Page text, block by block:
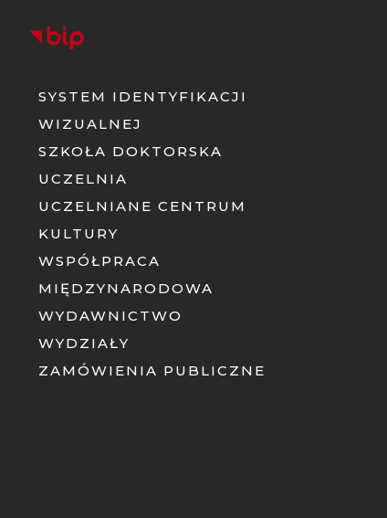
SYSTEM IDENTYFIKACJI
WIZUALNEJ
SZKOŁA DOKTORSKA
UCZELNIA
UCZELNIANE CENTRUM
KULTURY
WSPÓŁPRACA
MIĘDZYNARODOWA
WYDAWNICTWO
WYDZIAŁY
ZAMÓWIENIA PUBLICZNE